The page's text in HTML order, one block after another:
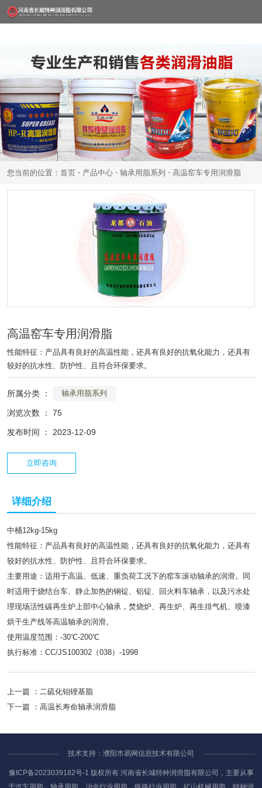
您当前的位置：首页 - 产品中心 - 轴承用脂系列 - 高温窑车专用润滑脂
高温窑车专用润滑脂
性能特征：产品具有良好的高温性能，还具有良好的抗氧化能力，还具有
较好的抗水性、防护性、且符合环保要求。
所属分类 ： 轴承用脂系列
浏览次数 ： 75
发布时间 ： 2023-12-09
立即咨询
详细介绍
中桶12kg-15kg
性能特征：产品具有良好的高温性能，还具有良好的抗氧化能力，还具有
较好的抗水性、防护性、且符合环保要求。
主要用途：适用于高温、低速、重负荷工况下的窑车滚动轴承的润滑。同
时适用于烧结台车、静止加热的钢锭、铝锭、回火料车轴承，以及污水处
理现场活性碳再生炉上部中心轴承，焚烧炉、再生炉、再生排气机、喷漆
烘干生产线等高温轴承的润滑。
使用温度范围：-30℃-200℃
执行标准：CC/JS100302（038）-1998
上一篇 ： 二硫化钼锂基脂
下一篇 ： 高温长寿命轴承润滑脂
技术支持：濮阳市易网信息技术有限公司
豫ICP备2023039182号-1 版权所有 河南省长城特种润滑脂有限公司，主要从事